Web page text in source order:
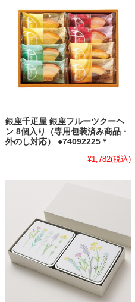
銀座千疋屋 銀座フルーツクーヘ
ン 8個入り（専用包装済み商品・
外のし対応） ●74092225＊
¥1,782(税込)